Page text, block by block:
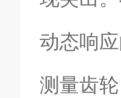
动态响
测量齿